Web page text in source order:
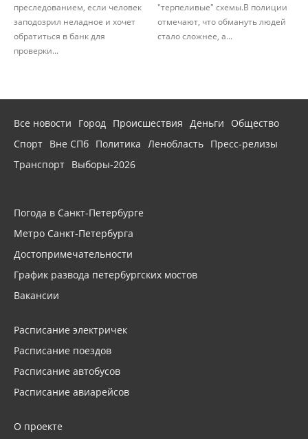
преследованием, если человек
заподозрил неладное и хочет
обратиться в банк для
проверки...
"терпеливые" схемы.В полиции
отмечают, что обмануть людей
стало сложнее, а...
Все новости Город Происшествия Деньги
Общество
Спорт Вне СПб Политика Ленобласть Пресс-релизы
Транспорт Выборы-2026
Погода в Санкт-Петербурге
Метро Санкт-Петербурга
Достопримечательности
График развода петербургских мостов
Вакансии
Расписание электричек
Расписание поездов
Расписание автобусов
Расписание авиарейсов
О проекте